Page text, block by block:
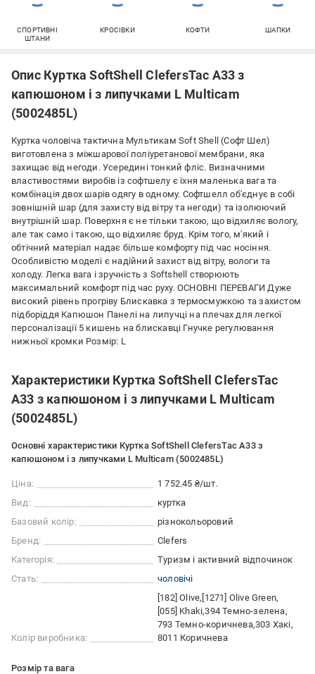
СПОРТИВНІ
ШТАНИ
КРОСІВКИ КОФТИ ШАПКИ
Опис Куртка SoftShell ClefersTac A33 з
капюшоном і з липучками L Multicam
(5002485L)
Куртка чоловіча тактична Мультикам Soft Shell (Софт Шел)
виготовлена з міжшарової поліуретанової мембрани, яка
захищає від негоди. Усередині тонкий фліс. Визначними
властивостями виробів із софтшелу є їхня маленька вага та
комбінація двох шарів одягу в одному. Софтшелл об'єднує в собі
зовнішній шар (для захисту від вітру та негоди) та ізолюючий
внутрішній шар. Поверхня є не тільки такою, що відхиляє вологу,
але так само і такою, що відхиляє бруд. Крім того, м'який і
обтічний матеріал надає більше комфорту під час носіння.
Особливістю моделі є надійний захист від вітру, вологи та
холоду. Легка вага і зручність з Softshell створюють
максимальний комфорт під час руху. ОСНОВНІ ПЕРЕВАГИ Дуже
високий рівень прогріву Блискавка з термосмужкою та захистом
підборіддя Капюшон Панелі на липучці на плечах для легкої
персоналізації 5 кишень на блискавці Гнучке регулювання
нижньої кромки Розмір: L
Характеристики Куртка SoftShell ClefersTac
A33 з капюшоном і з липучками L Multicam
(5002485L)
Основні характеристики Куртка SoftShell ClefersTac A33 з
капюшоном і з липучками L Multicam (5002485L)
Ціна:
1 752.45 ₴/шт.
Вид:
куртка
Базовий колір:
різнокольоровий
Бренд:
Clefers
Категорія:
Туризм і активний відпочинок
Стать:
чоловічі
Колір виробника:
[182] Olive [1271] Olive Green
[055] Khaki 394 Темно-зелена
793 Темно-коричнева 303 Хакі
8011 Коричнева
Розмір та вага